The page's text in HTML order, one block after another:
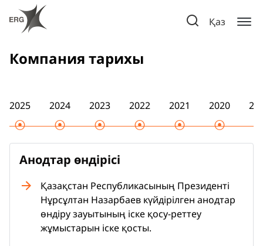
Қаз
Компания тарихы
Анодтар өндірісі
Қазақстан Республикасының Президенті
Нұрсұлтан Назарбаев күйдірілген анодтар
өндіру зауытының іске қосу-реттеу
жұмыстарын іске қосты.
2025 2024 2023 2022 2021 2020